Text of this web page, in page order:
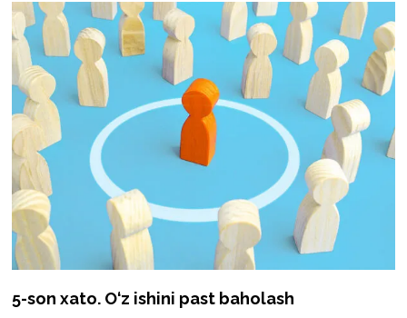
5-son xato. O‘z ishini past baholash